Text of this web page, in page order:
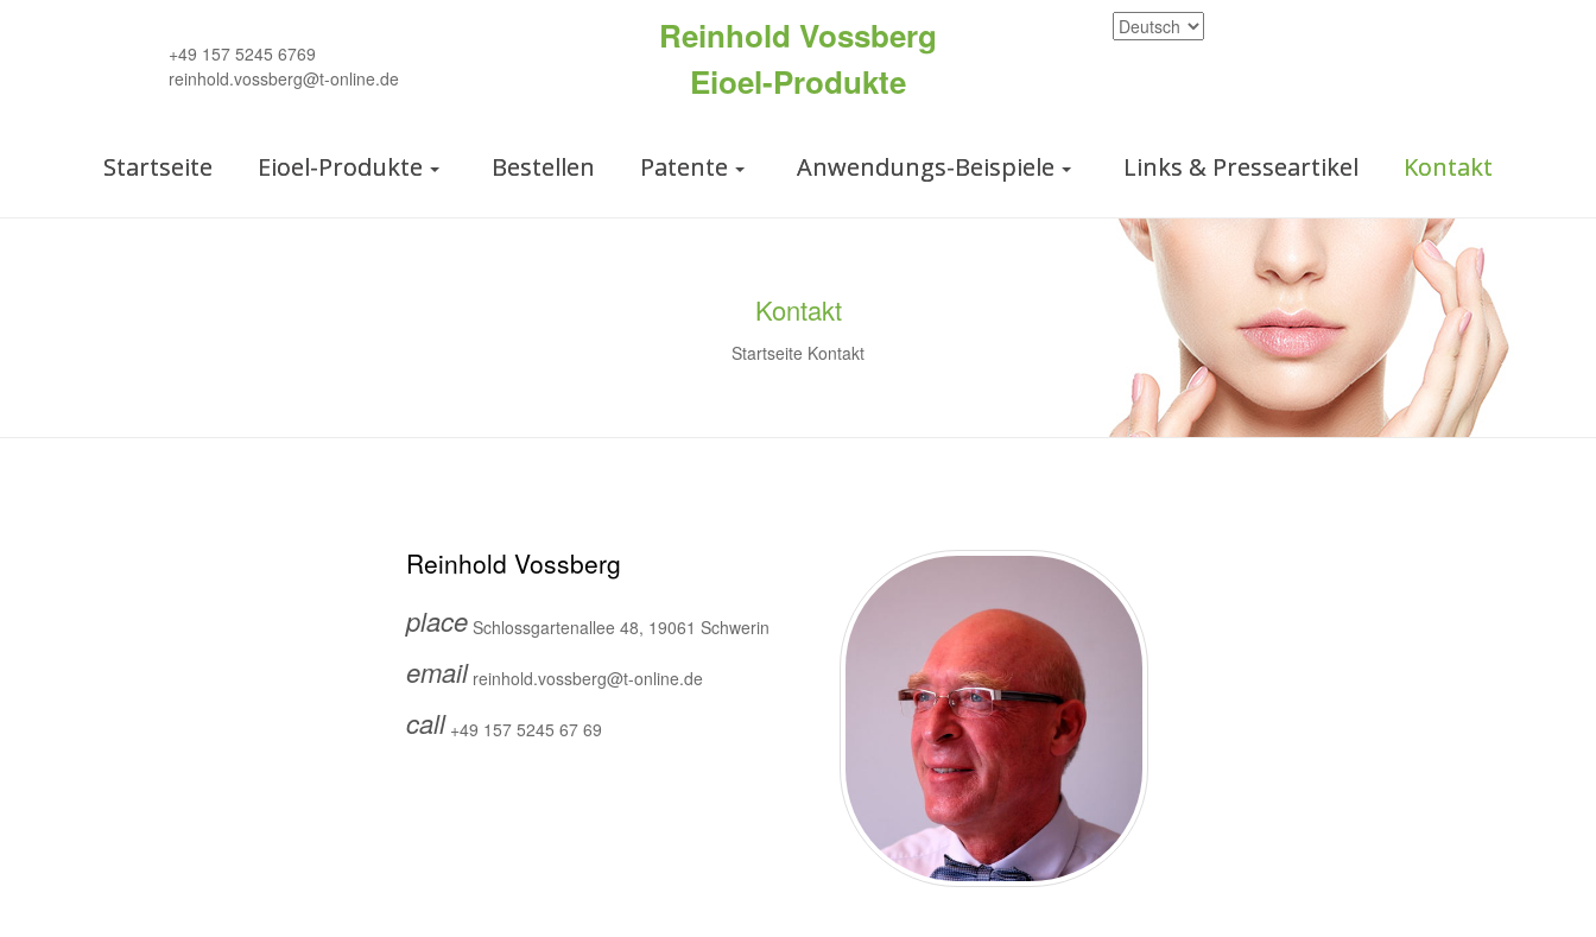
+49 157 5245 6769
reinhold.vossberg@t-online.de
Reinhold Vossberg
Eioel-Produkte
Startseite Eioel-Produkte Bestellen Patente Anwendungs-Beispiele Links & Presseartikel Kontakt
Kontakt
Startseite Kontakt
Reinhold Vossberg
place Schlossgartenallee 48, 19061 Schwerin
email reinhold.vossberg@t-online.de
call +49 157 5245 67 69